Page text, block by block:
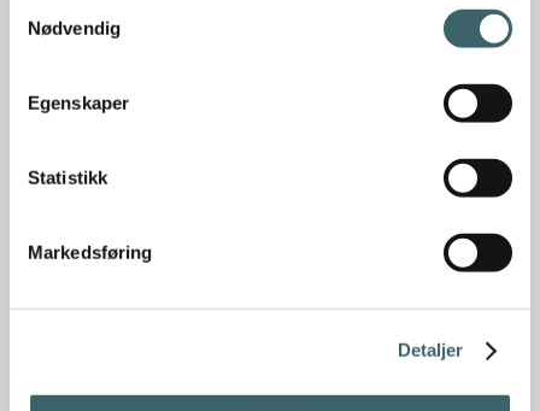
Nødvendig
Egenskaper
Statistikk
Markedsføring
Detaljer